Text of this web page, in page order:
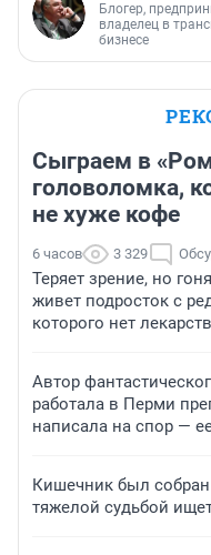
Блогер,
владелец в
бизнесе
Сыграем в
головоломка,
не хуже кофе
6 часов 3 329
Теряет зрение, но
живет подросток с
которого нет лекарств
Автор
работала в Перми
написала на спор —
Кишечник был
тяжелой судьбой